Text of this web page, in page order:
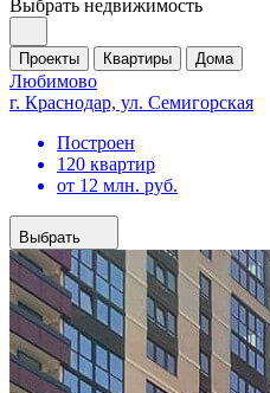
Выбрать недвижимость
Проекты Квартиры Дома
Любимово
г. Краснодар, ул. Семигорская
Построен
120 квартир
от 12 млн. руб.
Выбрать